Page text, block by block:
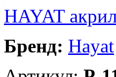
HAYAT
Бренд: Hayat